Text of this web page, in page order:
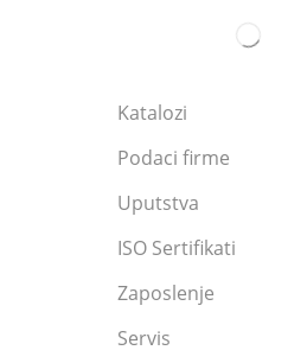
Katalozi
Podaci firme
Uputstva
ISO Sertifikati
Zaposlenje
Servis